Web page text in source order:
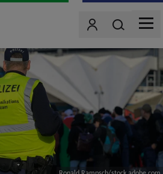
BenutzerWonach
MENU